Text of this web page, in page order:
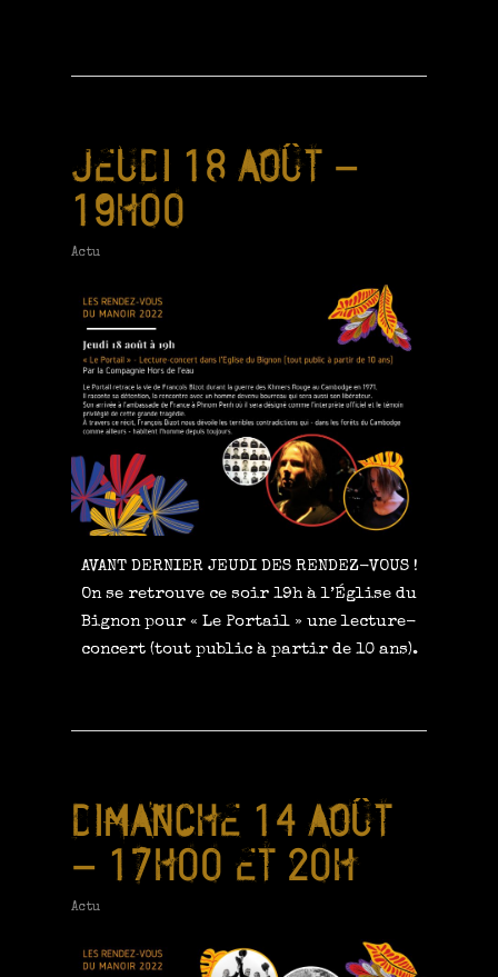
JEUDI 18 AOÛT –
19H00
Actu
AVANT DERNIER JEUDI DES RENDEZ-VOUS !
On se retrouve ce soir 19h à l’Église du
Bignon pour « Le Portail » une lecture-
concert (tout public à partir de 10 ans).
DIMANCHE 14 AOÛT
– 17H00 ET 20H
Actu